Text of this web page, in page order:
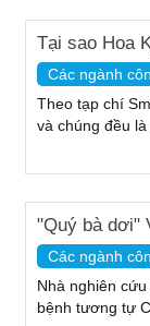
Tại sao Hoa
Các ngành
Theo tạp chí
và chúng đều
"Quý bà dơi"
Các ngành
Nhà nghiên
bệnh tương tự